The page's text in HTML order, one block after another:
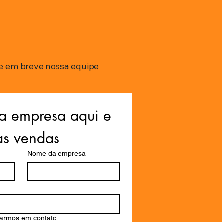
em breve nossa equipe
empresa aqui e
vendas
Nome da empresa
em contato